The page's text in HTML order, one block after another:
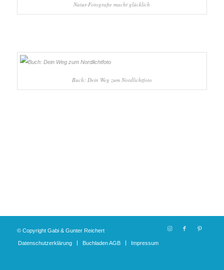
Natur-Fotografie macht glücklich
Buch: Dein Weg zum Nordlichtfoto
© Copyright Gabi & Gunter Reichert
Datenschutzerklärung Buchladen AGB Impressum